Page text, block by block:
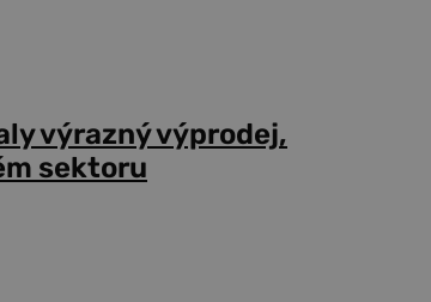
výrazný výprodej,
sektoru